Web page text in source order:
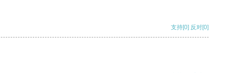
支持[0] 反对[0]